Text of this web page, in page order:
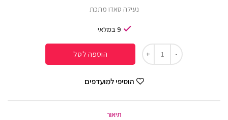
נעילה סאדו מתכת
9 במלאי
הוספה לסל
הוסיפי למועדפים
תיאור